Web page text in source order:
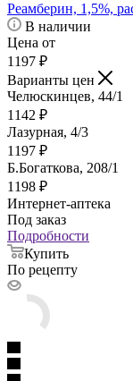
Реамберин, 1,5%,
В наличии
Цена от
1197 ₽
Варианты цен
Челюскинцев, 44/1
1142 ₽
Лазурная, 4/3
1197 ₽
Б.Богаткова, 208/1
1198 ₽
Интернет-аптека
Под заказ
Подробности
Купить
По рецепту